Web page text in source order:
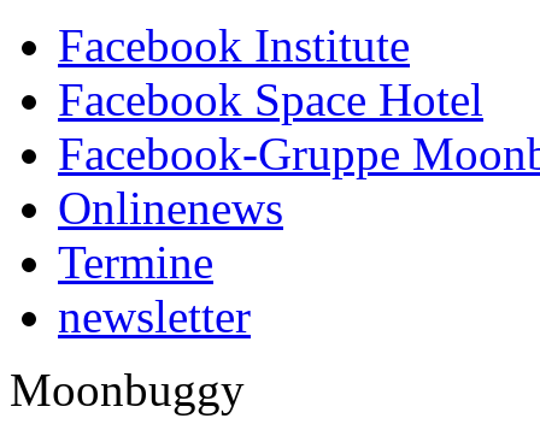
Facebook Institute
Facebook Space Hotel
Facebook-Gruppe
Onlinenews
Termine
newsletter
Moonbuggy